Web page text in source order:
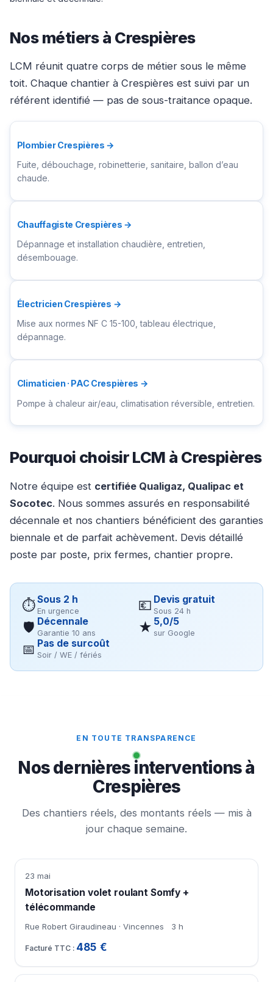
Nos métiers à Crespières
LCM réunit quatre corps de métier sous le même
toit. Chaque chantier à Crespières est suivi par un
référent identifié — pas de sous-traitance opaque.
Plombier Crespières →
Fuite, débouchage, robinetterie, sanitaire, ballon d’eau
chaude.
Chauffagiste Crespières →
Dépannage et installation chaudière, entretien,
désembouage.
Électricien Crespières →
Mise aux normes NF C 15-100, tableau électrique,
dépannage.
Climaticien · PAC Crespières →
Pompe à chaleur air/eau, climatisation réversible, entretien.
Pourquoi choisir LCM à Crespières
Notre équipe est certifiée Qualigaz, Qualipac et
Socotec. Nous sommes assurés en responsabilité
décennale et nos chantiers bénéficient des garanties
biennale et de parfait achèvement. Devis détaillé
poste par poste, prix fermes, chantier propre.
⏱Sous 2 h
En urgence 💶 Devis gratuit
Sous 24 h
🛡 Décennale
Garantie 10 ans ★ 5,0/5
sur Google
📅 Pas de surcoût
Soir / WE / fériés
EN TOUTE TRANSPARENCE
Nos dernières interventions à
Crespières
Des chantiers réels, des montants réels — mis à
jour chaque semaine.
23 mai
Motorisation volet roulant Somfy +
télécommande
Rue Robert Giraudineau · Vincennes 3 h
485 €